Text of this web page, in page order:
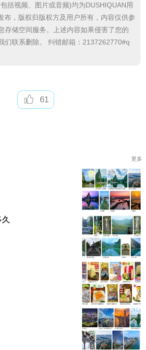
起，再加上点罗汉果或者蜜枣熬制
清甜芳香又有益。
烹饪方法是“清蒸”，不用放姜，
“罗汉斋”，据说是把各种素料基于
僧厨不断改进，日臻完善，成为
素除了取当地新鲜素菜食材，还加
而成，造就其他寺庙之素菜无法
，口感鲜、嫩、爽、滑。
淀粉含量高、营养成分及水分更
在宋朝就已成为远近闻名的优质食
肉、煲汤或入药，能健脾止泻、固
补佳品。
括视频、图片或音频)均为DUSHIQUAN用
布，版权归版权方及用户所有，内容仅供参
存储空间服务。上述内容如果侵害了您的
们联系删除。 纠错邮箱：2137262770#q
61
更多